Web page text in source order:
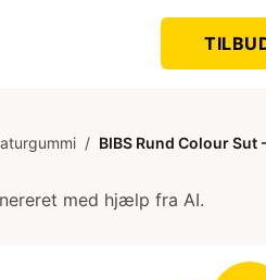
/ BIBS Rund Colour Sut
med hjælp fra AI.